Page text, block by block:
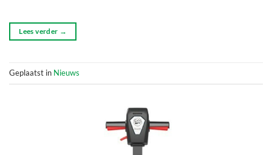
Lees verder →
Geplaatst in Nieuws